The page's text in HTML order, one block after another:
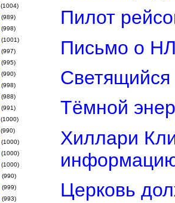
(1004)
(989)
(998)
(1001)
(997)
(995)
(990)
(998)
(988)
(991)
(1000)
(990)
(1000)
(1000)
(1000)
(990)
(999)
(993)
Пилот
Письмо о
Светящийся
Тёмной
Хиллари
Церковь